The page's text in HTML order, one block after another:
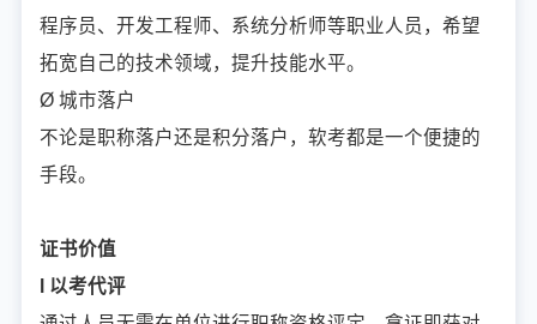
程序员、开发工程师、系统分析师等职业人员，希望
拓宽自己的技术领域，提升技能水平。
Ø 城市落户
不论是职称落户还是积分落户，软考都是一个便捷的
手段。
证书价值
l 以考代评